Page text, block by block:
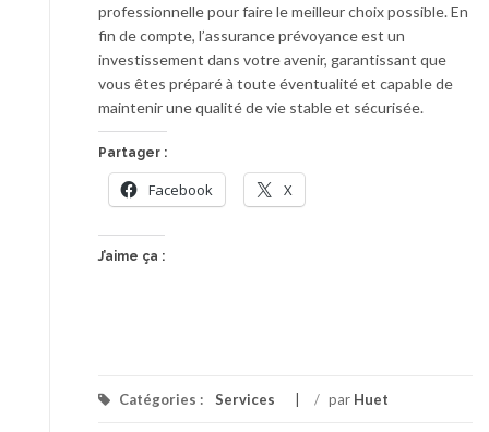
professionnelle pour faire le meilleur choix possible. En
fin de compte, l’assurance prévoyance est un
investissement dans votre avenir, garantissant que
vous êtes préparé à toute éventualité et capable de
maintenir une qualité de vie stable et sécurisée.
Partager :
Facebook X
J’aime ça :
Catégories : Services / par Huet